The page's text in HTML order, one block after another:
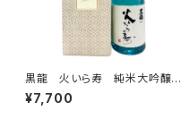
黒龍 火いら寿 純米大吟醸
生酒 720ml
¥7,700